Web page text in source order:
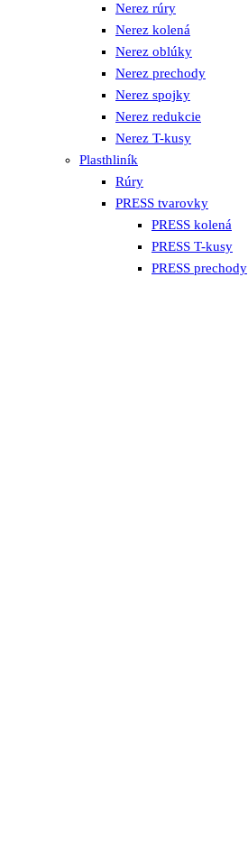
Nerez rúry
Nerez kolená
Nerez oblúky
Nerez prechody
Nerez spojky
Nerez redukcie
Nerez T-kusy
Plasthliník
Rúry
PRESS tvarovky
PRESS kolená
PRESS T-kusy
PRESS prechody